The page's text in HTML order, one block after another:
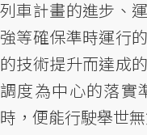
列車計畫的進步、
強等確保準時運行
的技術提升而達成
調度為中心的落實
時，便能行駛舉世